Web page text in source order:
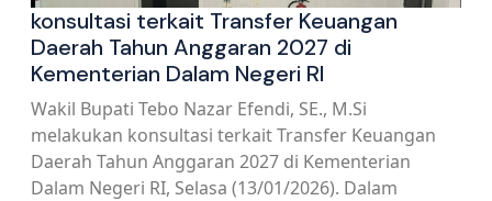
konsultasi terkait Transfer Keuangan
Daerah Tahun Anggaran 2027 di
Kementerian Dalam Negeri RI
Wakil Bupati Tebo Nazar Efendi, SE., M.Si
melakukan konsultasi terkait Transfer Keuangan
Daerah Tahun Anggaran 2027 di Kementerian
Dalam Negeri RI, Selasa (13/01/2026). Dalam